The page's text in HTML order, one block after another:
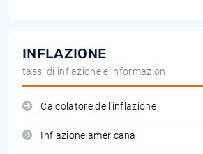
INFLAZIONE
tassi di inflazione e informazioni
Calcolatore dell'inflazione
Inflazione americana